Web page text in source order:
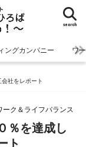
search
ングカンパニー ワ
社をレポート
ーク＆ライフバランス
％を達成し
ト